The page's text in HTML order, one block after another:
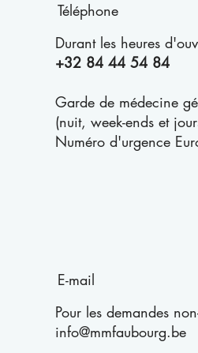
Téléphone
Durant les heures
+32 84 44 54 84
Garde de médecine
(nuit, week-ends et
Numéro d'urgence
E-mail
Pour les demandes
info@mmfaubourg.be